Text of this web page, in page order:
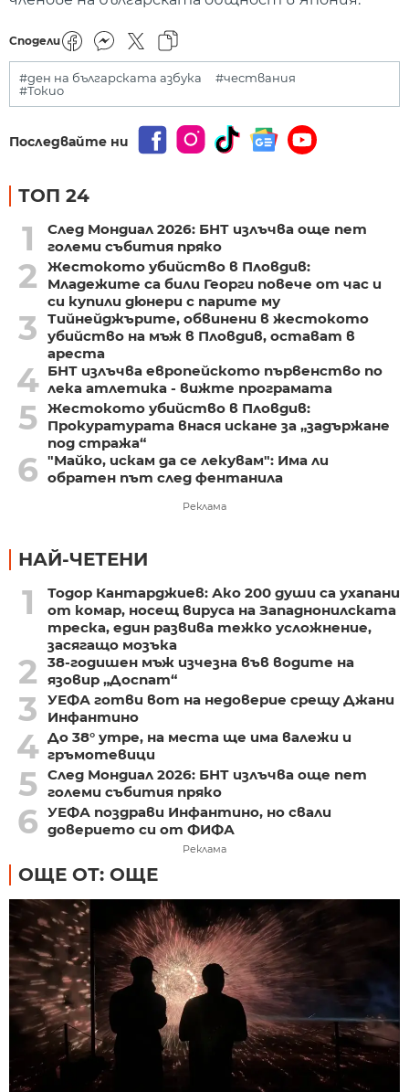
Сподели
#ден на българската азбука
#чествания
#Токио
Последвайте ни
ТОП 24
1
След Мондиал 2026: БНТ излъчва още пет
големи събития пряко
2
Жестокото убийство в Пловдив:
Младежите са били Георги повече от час и
си купили дюнери с парите му
3
Тийнейджърите, обвинени в жестокото
убийство на мъж в Пловдив, остават в
ареста
4 БНТ излъчва европейското първенство по
лека атлетика - вижте програмата
5 Жестокото убийство в Пловдив:
Прокуратурата внася искане за „задържане
под стража“
6 "Майко, искам да се лекувам": Има ли
обратен път след фентанила
Реклама
НАЙ-ЧЕТЕНИ
1
Тодор Кантарджиев: Ако 200 души са ухапани
от комар, носещ вируса на Западнонилската
треска, един развива тежко усложнение,
засягащо мозъка
2
38-годишен мъж изчезна във водите на
язовир „Доспат“
3
УЕФА готви вот на недоверие срещу Джани
Инфантино
4 До 38° утре, на места ще има валежи и
гръмотевици
5 След Мондиал 2026: БНТ излъчва още пет
големи събития пряко
6 УЕФА поздрави Инфантино, но свали
доверието си от ФИФА
Реклама
ОЩЕ ОТ: ОЩЕ